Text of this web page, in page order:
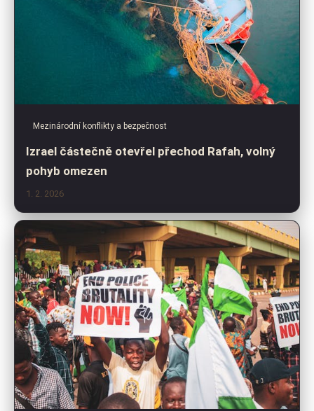
Mezinárodní konflikty a bezpečnost
Izrael částečně otevřel přechod Rafah, volný
pohyb omezen
1. 2. 2026